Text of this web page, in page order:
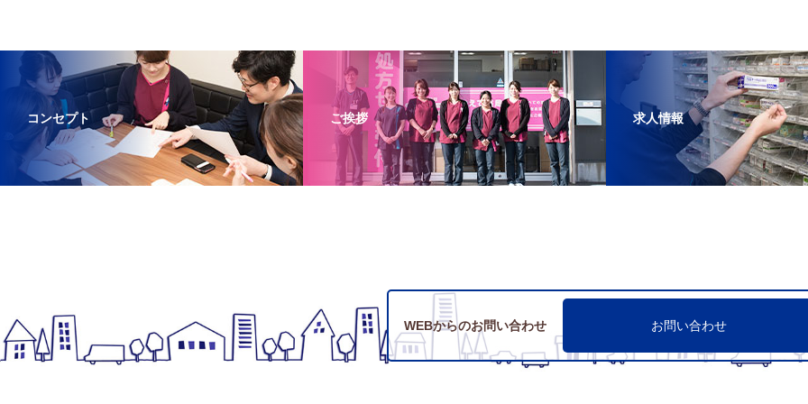
コンセプト ご挨拶 求人情報
WEBからのお問い合わせ お問い合わせ